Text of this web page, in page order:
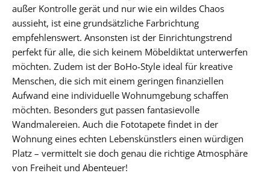
außer Kontrolle gerät und nur wie ein wildes Chaos
aussieht, ist eine grundsätzliche Farbrichtung
empfehlenswert. Ansonsten ist der Einrichtungstrend
perfekt für alle, die sich keinem Möbeldiktat unterwerfen
möchten. Zudem ist der BoHo-Style ideal für kreative
Menschen, die sich mit einem geringen finanziellen
Aufwand eine individuelle Wohnumgebung schaffen
möchten. Besonders gut passen fantasievolle
Wandmalereien. Auch die Fototapete findet in der
Wohnung eines echten Lebenskünstlers einen würdigen
Platz – vermittelt sie doch genau die richtige Atmosphäre
von Freiheit und Abenteuer!